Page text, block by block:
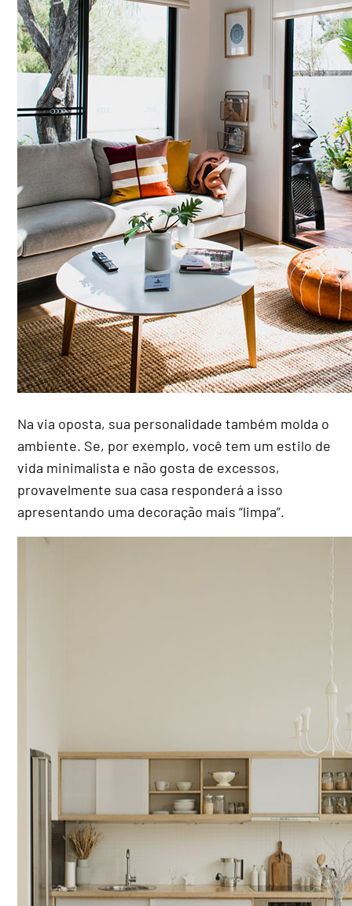
Na via oposta, sua personalidade também molda o
ambiente. Se, por exemplo, você tem um estilo de
vida minimalista e não gosta de excessos,
provavelmente sua casa responderá a isso
apresentando uma decoração mais “limpa”.